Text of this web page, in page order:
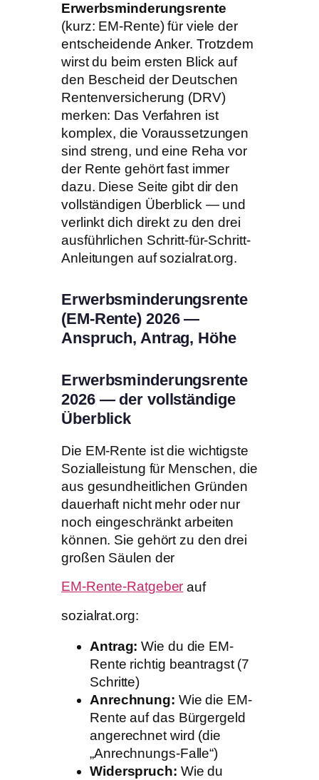
Erwerbsminderungsrente
(kurz: EM-Rente) für viele der
entscheidende Anker. Trotzdem
wirst du beim ersten Blick auf
den Bescheid der Deutschen
Rentenversicherung (DRV)
merken: Das Verfahren ist
komplex, die Voraussetzungen
sind streng, und eine Reha vor
der Rente gehört fast immer
dazu. Diese Seite gibt dir den
vollständigen Überblick — und
verlinkt dich direkt zu den drei
ausführlichen Schritt-für-Schritt-
Anleitungen auf sozialrat.org.
Erwerbsminderungsrente
(EM-Rente) 2026 —
Anspruch, Antrag, Höhe
Erwerbsminderungsrente
2026 — der vollständige
Überblick
Die EM-Rente ist die wichtigste
Sozialleistung für Menschen, die
aus gesundheitlichen Gründen
dauerhaft nicht mehr oder nur
noch eingeschränkt arbeiten
können. Sie gehört zu den drei
großen Säulen der
EM-Rente-Ratgeber auf
sozialrat.org:
Antrag: Wie du die EM-
Rente richtig beantragst (7
Schritte)
Anrechnung: Wie die EM-
Rente auf das Bürgergeld
angerechnet wird (die
„Anrechnungs-Falle“)
Widerspruch: Wie du